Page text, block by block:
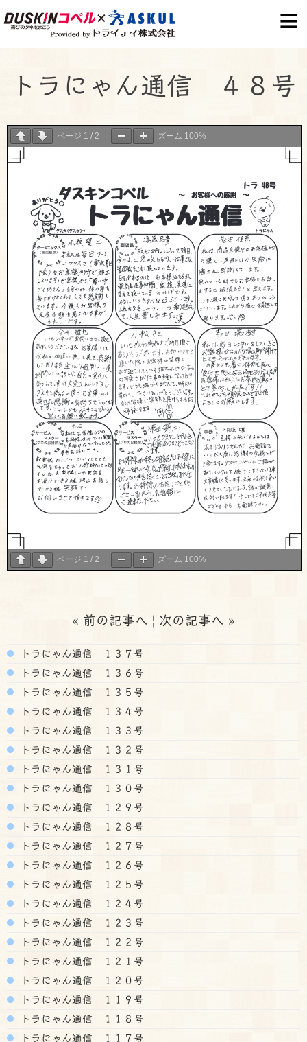
k
トラにゃん通信 ４８号
ページ 1 / 2 ズーム 100%
ページ 1 / 2 ズーム 100%
« 前の記事へ | 次の記事へ »
トラにゃん通信 １３７号
トラにゃん通信 １３６号
トラにゃん通信 １３５号
トラにゃん通信 １３４号
トラにゃん通信 １３３号
トラにゃん通信 １３２号
トラにゃん通信 １３１号
トラにゃん通信 １３０号
トラにゃん通信 １２９号
トラにゃん通信 １２８号
トラにゃん通信 １２７号
トラにゃん通信 １２６号
トラにゃん通信 １２５号
トラにゃん通信 １２４号
トラにゃん通信 １２３号
トラにゃん通信 １２２号
トラにゃん通信 １２１号
トラにゃん通信 １２０号
トラにゃん通信 １１９号
トラにゃん通信 １１８号
トラにゃん通信 １１７号